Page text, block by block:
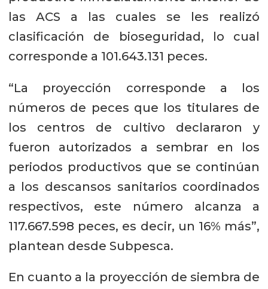
las ACS a las cuales se les realizó
clasificación de bioseguridad, lo cual
corresponde a 101.643.131 peces.
“La proyección corresponde a los
números de peces que los titulares de
los centros de cultivo declararon y
fueron autorizados a sembrar en los
periodos productivos que se continúan
a los descansos sanitarios coordinados
respectivos, este número alcanza a
117.667.598 peces, es decir, un 16% más”,
plantean desde Subpesca.
En cuanto a la proyección de siembra de